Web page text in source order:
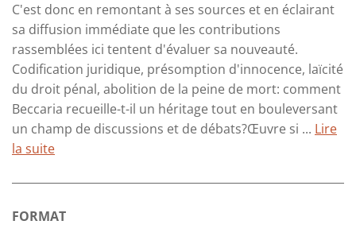
C'est donc en remontant à ses sources et en éclairant
sa diffusion immédiate que les contributions
rassemblées ici tentent d'évaluer sa nouveauté.
Codification juridique, présomption d'innocence, laïcité
du droit pénal, abolition de la peine de mort: comment
Beccaria recueille-t-il un héritage tout en bouleversant
un champ de discussions et de débats?Œuvre si ... Lire
la suite
FORMAT